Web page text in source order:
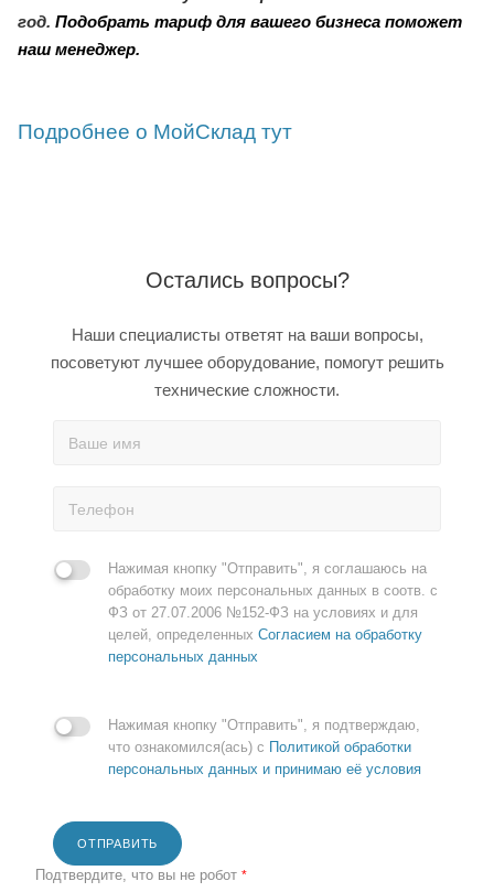
год. Подобрать тариф для вашего бизнеса поможет
наш менеджер.
Подробнее о МойСклад тут
Остались вопросы?
Наши специалисты ответят на ваши вопросы,
посоветуют лучшее оборудование, помогут решить
технические сложности.
Нажимая кнопку "Отправить", я соглашаюсь на
обработку моих персональных данных в соотв. с
ФЗ от 27.07.2006 №152-ФЗ на условиях и для
целей, определенных Согласием на обработку
персональных данных
Нажимая кнопку "Отправить", я подтверждаю,
что ознакомился(ась) с Политикой обработки
персональных данных и принимаю её условия
ОТПРАВИТЬ
Подтвердите, что вы не робот *